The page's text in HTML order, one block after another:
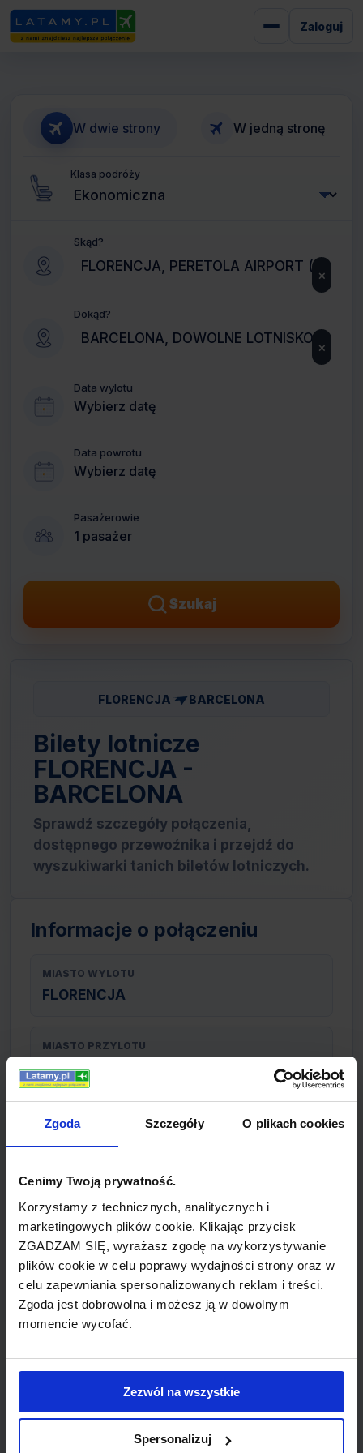
Zgoda Szczegóły O plikach cookies
Cenimy Twoją prywatność.
Korzystamy z technicznych, analitycznych i
marketingowych plików cookie. Klikając przycisk
ZGADZAM SIĘ, wyrażasz zgodę na wykorzystywanie
plików cookie w celu poprawy wydajności strony oraz w
celu zapewniania spersonalizowanych reklam i treści.
Zgoda jest dobrowolna i możesz ją w dowolnym
momencie wycofać.
Zezwól na wszystkie
Spersonalizuj
Zaloguj
FLORENCJA BARCELONA
Bilety lotnicze
FLORENCJA -
BARCELONA
Sprawdź szczegóły połączenia,
dostępnego przewoźnika i przejdź do
wyszukiwarki tanich biletów lotniczych.
W dwie strony W jedną stronę
Klasa podróży
Skąd?
×
Dokąd?
×
Data wylotu
Wybierz datę
Data powrotu
Wybierz datę
Pasażerowie
1 pasażer
Szukaj
Informacje o połączeniu
MIASTO WYLOTU
FLORENCJA
MIASTO PRZYLOTU
BARCELONA
TYP POŁĄCZENIA
REZERWACJA
online lub telefoniczna
PŁATNOŚĆ
przelew, gotówka, karta
Meridiana